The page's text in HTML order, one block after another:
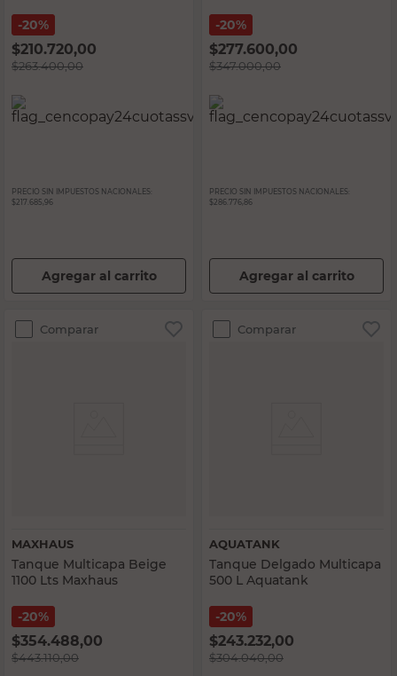
20%
$210.720,00
$263.400,00
PRECIO SIN IMPUESTOS NACIONALES:
$217.685,96
Agregar al carrito
20%
$277.600,00
$347.000,00
PRECIO SIN IMPUESTOS NACIONALES:
$286.776,86
Agregar al carrito
Comparar
MAXHAUS
Tanque Multicapa Beige
1100 Lts Maxhaus
20%
$354.488,00
$443.110,00
Comparar
AQUATANK
Tanque Delgado Multicapa
500 L Aquatank
20%
$243.232,00
$304.040,00